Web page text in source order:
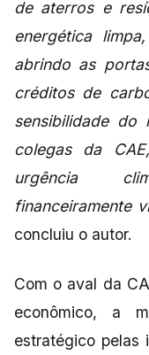
de aterros e
energética
abrindo as
créditos de
sensibilidade do
colegas da
urgência
financeiramente
concluiu o autor.
Com o aval da
econômico, a
estratégico pelas